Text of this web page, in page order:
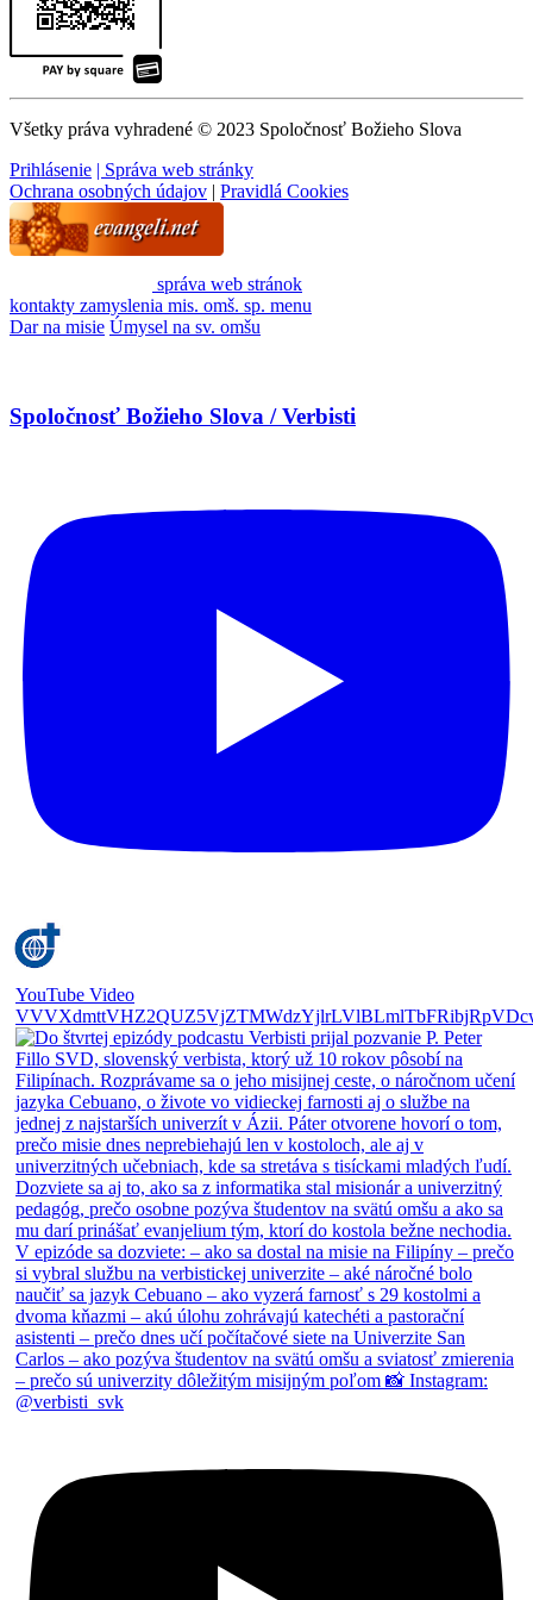
Všetky práva vyhradené © 2023 Spoločnosť Božieho Slova
Prihlásenie
| Správa web stránky
Ochrana osobných údajov
Pravidlá Cookies
správa web stránok
kontakty zamyslenia mis. omš. sp. menu
Dar na misie Úmysel na sv. omšu
Spoločnosť Božieho Slova / Verbisti
YouTube Video